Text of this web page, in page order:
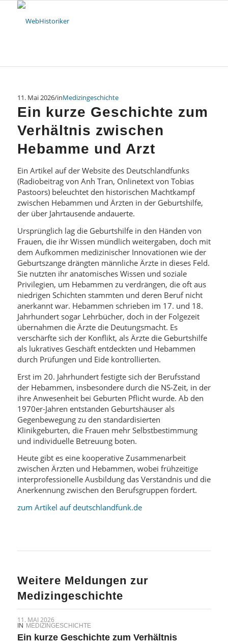
11. Mai 2026/inMedizingeschichte
Ein kurze Geschichte zum
Verhältnis zwischen
Hebamme und Arzt
Ein Artikel auf der Website des Deutschlandfunks
(Radiobeitrag von Anh Tran, Onlinetext von Tobias
Pastoors) beleuchtet den historischen Machtkampf
zwischen Hebammen und Ärzten in der Geburtshilfe,
der über Jahrtausende andauerte.
Ursprünglich lag die Geburtshilfe in den Händen von
Frauen, die ihr Wissen mündlich weitergaben, doch mit
dem Aufkommen medizinischer Innovationen wie der
Geburtszange drängten männliche Ärzte in dieses Feld.
Sie nutzten ihr anatomisches Wissen und soziale
Privilegien, um Hebammen zu verdrängen, die oft aus
niedrigen Schichten stammten und deren Beruf nicht
anerkannt war. Hebammen schrieben im 17. und 18.
Jahrhundert sogar Lehrbücher, doch in der Folgezeit
übernahmen die Ärzte die Deutungsmacht. Es
verschärfte sich der Konflikt, als Ärzte die Geburtshilfe
als lukratives Geschäft entdeckten und Hebammen
durch Prüfungen und Eide kontrollierten.
Erst im 20. Jahrhundert festigte sich der Berufsstand
der Hebammen, insbesondere durch die NS-Zeit, in der
ihre Anwesenheit bei Geburten Pflicht wurde. Ab den
1970er-Jahren entstanden Geburtshäuser als
Gegenbewegung zu den standardisierten
Klinikgeburten, die Frauen mehr Selbstbestimmung
und individuelle Betreuung boten.
Heute gibt es eine kooperative Zusammenarbeit
zwischen Ärzten und Hebammen, wobei frühzeitige
interprofessionelle Ausbildung das Verständnis und die
Anerkennung zwischen den Berufsgruppen fördert.
zum Artikel auf deutschlandfunk.de
Weitere Meldungen zur
Medizingeschichte
11. MAI 2026
IN MEDIZINGESCHICHTE
Ein kurze Geschichte zum Verhältnis